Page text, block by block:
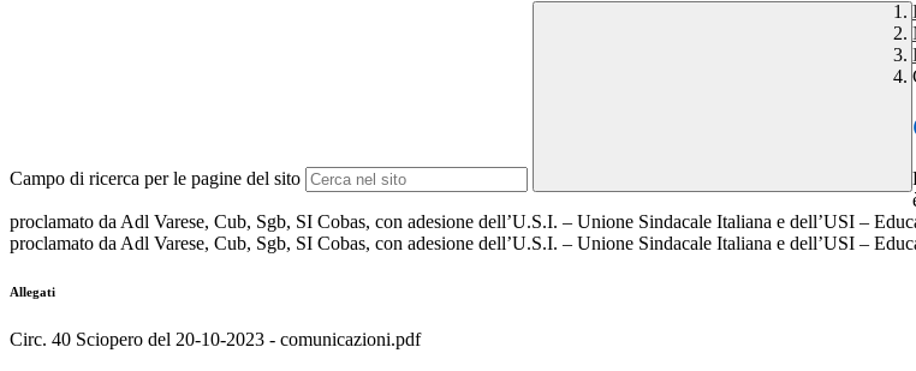
Campo di ricerca per le pagine del sito
proclamato da Adl Varese, Cub, Sgb, SI Cobas, con adesione dell’U.S.I. – Unione Sindacale Italiana e dell’USI –
proclamato da Adl Varese, Cub, Sgb, SI Cobas, con adesione dell’U.S.I. – Unione Sindacale Italiana e dell’USI –
Allegati
Circ. 40 Sciopero del 20-10-2023 - comunicazioni.pdf